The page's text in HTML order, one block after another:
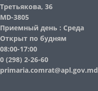
Третьякова, 36
MD-3805
Приемный день : Среда
Открыт по будням
08:00-17:00
0 (298) 2-26-60
primaria.comrat@apl.gov.md